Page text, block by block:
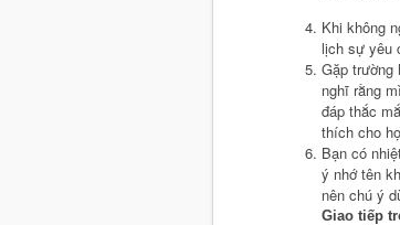
Khi không
lịch sự yêu
Gặp trường
nghĩ rằng
đáp thắc
thích cho
Bạn có
ý nhớ tên
nên chú ý
Giao tiếp